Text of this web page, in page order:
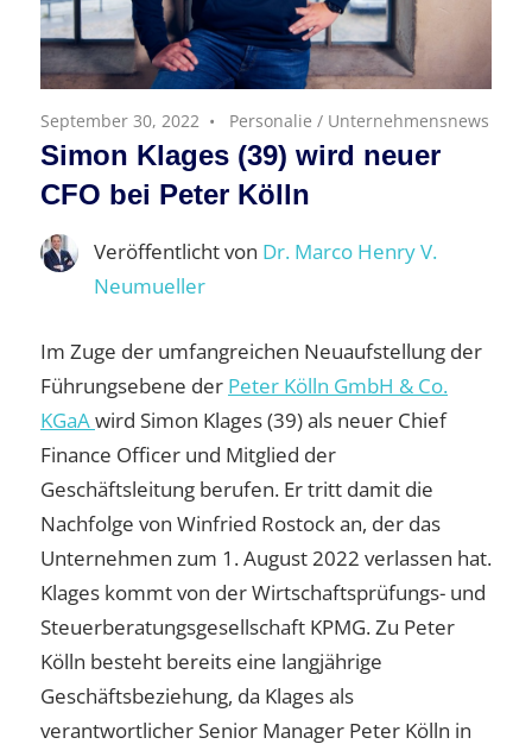
September 30, 2022 Personalie / Unternehmensnews
Simon Klages (39) wird neuer
CFO bei Peter Kölln
Veröffentlicht von Dr. Marco Henry V.
Neumueller
Im Zuge der umfangreichen Neuaufstellung der
Führungsebene der Peter Kölln GmbH & Co.
KGaAwird Simon Klages (39) als neuer Chief
Finance Officer und Mitglied der
Geschäftsleitung berufen. Er tritt damit die
Nachfolge von Winfried Rostock an, der das
Unternehmen zum 1. August 2022 verlassen hat.
Klages kommt von der Wirtschaftsprüfungs- und
Steuerberatungsgesellschaft KPMG. Zu Peter
Kölln besteht bereits eine langjährige
Geschäftsbeziehung, da Klages als
verantwortlicher Senior Manager Peter Kölln in